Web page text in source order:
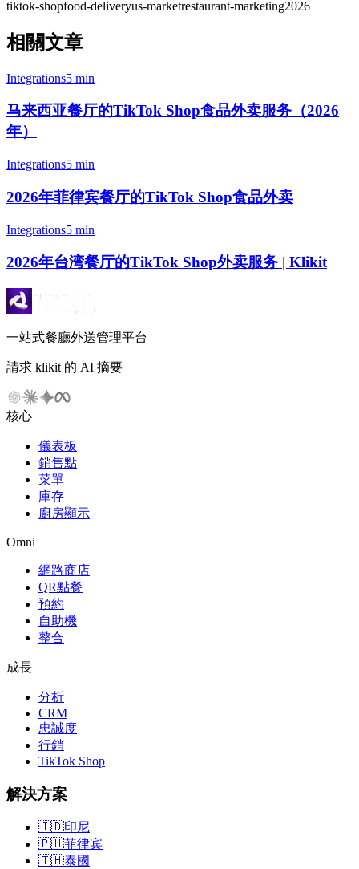
tiktok-shopfood-deliveryus-marketrestaurant-marketing2026
相關文章
Integrations5 min
马来西亚餐厅的TikTok Shop食品外卖服务（2026
年）
Integrations5 min
2026年菲律宾餐厅的TikTok Shop食品外卖
Integrations5 min
2026年台湾餐厅的TikTok Shop外卖服务 | Klikit
一站式餐廳外送管理平台
請求 klikit 的 AI 摘要
核心
儀表板
銷售點
菜單
庫存
廚房顯示
Omni
網路商店
QR點餐
預約
自助機
整合
成長
分析
CRM
忠誠度
行銷
TikTok Shop
解決方案
🇮🇩印尼
🇵🇭菲律宾
🇹🇭泰國